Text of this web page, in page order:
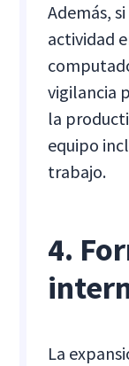
Además,
actividad
vigilancia
la
equipo
trabajo.
4.
La